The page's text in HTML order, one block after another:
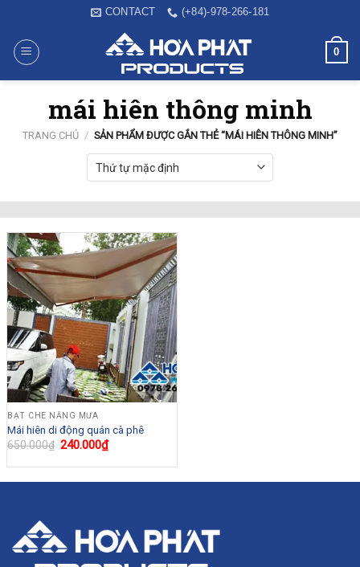
content
CONTACT (+84)-978-266-181
0
mái hiên thông minh
TRANG CHỦ / SẢN PHẨM ĐƯỢC GẮN THẺ “MÁI HIÊN THÔNG MINH”
BẠT CHE NẮNG MƯA
Mái hiên di động quán cà phê
650.000₫ Giá
là:
240.000₫Giá
hiện
tại